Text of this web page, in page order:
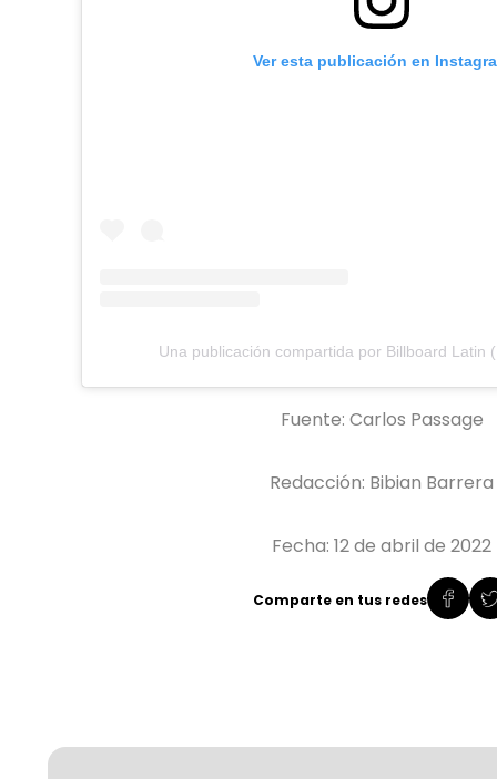
Ver esta publicación en
Una publicación compartida por Billboard Latin
Fuente: Carlos Passage
Redacción: Bibian Barrera
Fecha: 12 de abril de 2022
Comparte en tus redes